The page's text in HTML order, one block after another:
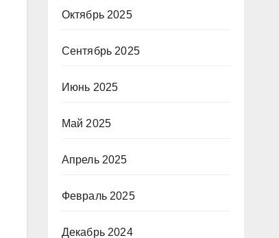
Октябрь 2025
Сентябрь 2025
Июнь 2025
Май 2025
Апрель 2025
Февраль 2025
Декабрь 2024